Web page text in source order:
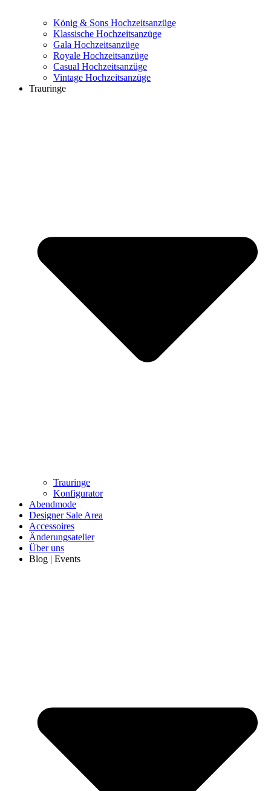
König & Sons Hochzeitsanzüge
Klassische Hochzeitsanzüge
Gala Hochzeitsanzüge
Royale Hochzeitsanzüge
Casual Hochzeitsanzüge
Vintage Hochzeitsanzüge
Trauringe
Trauringe
Konfigurator
Abendmode
Designer Sale Area
Accessoires
Änderungsatelier
Über uns
Blog | Events